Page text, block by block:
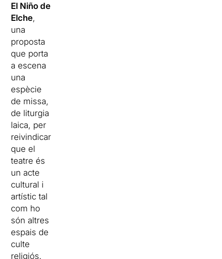
El Niño de
Elche,
una
proposta
que porta
a escena
una
espècie
de missa,
de liturgia
laica, per
reivindicar
que el
teatre és
un acte
cultural i
artístic tal
com ho
són altres
espais de
culte
religiós.